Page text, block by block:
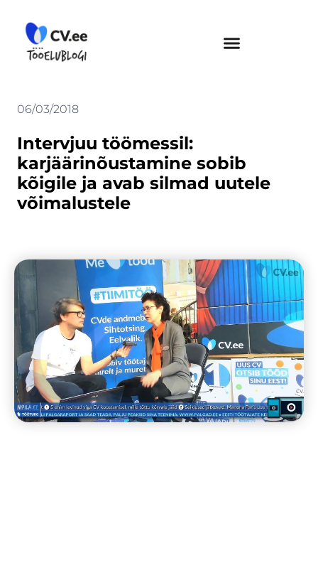
content
06/03/2018
Intervjuu töömessil:
karjäärinõustamine sobib
kõigile ja avab silmad uutele
võimalustele